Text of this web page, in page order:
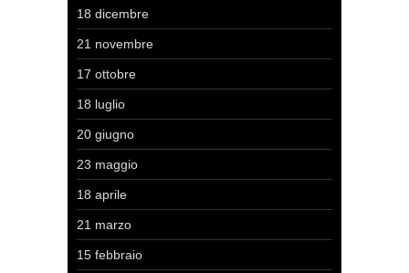
18 dicembre
21 novembre
17 ottobre
18 luglio
20 giugno
23 maggio
18 aprile
21 marzo
15 febbraio